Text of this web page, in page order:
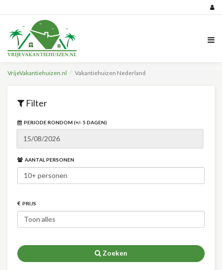
VrijeVakantiehuizen.nl Vakantiehuizen Nederland
Filter
PERIODE RONDOM (+/- 5 DAGEN)
AANTAL PERSONEN
PRIJS
Zoeken